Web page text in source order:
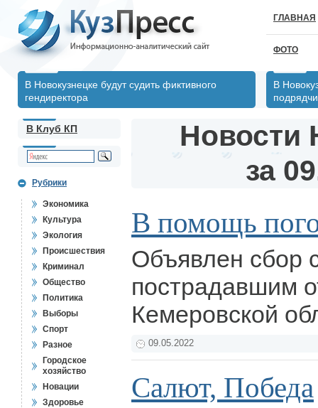
ГЛАВНАЯ
ФОТО
В Новокузнецке будут судить фиктивного
гендиректора
В
В Клуб КП
Рубрики
Экономика
Культура
Экология
Происшествия
Криминал
Общество
Политика
Выборы
Спорт
Разное
Городское
хозяйство
Новации
Здоровье
Новости
за
В помощь
Объявлен сбор
пострадавшим
Кемеровской
09.05.2022
Салют, Победа